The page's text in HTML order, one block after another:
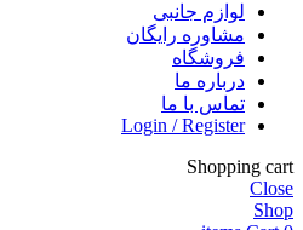
لوازم جانبی
مشاوره رایگان
فروشگاه
درباره ما
تماس با ما
Login / Register
Shopping cart
Close
Shop